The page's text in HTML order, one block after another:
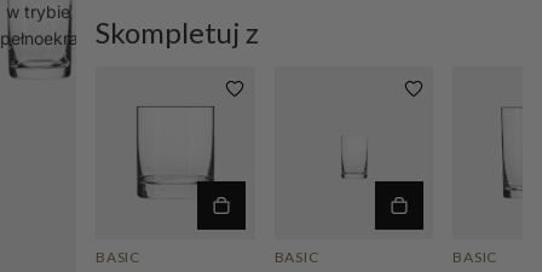
w trybie
pełnoekranowymSkompletuj z
BASIC BASIC BASIC